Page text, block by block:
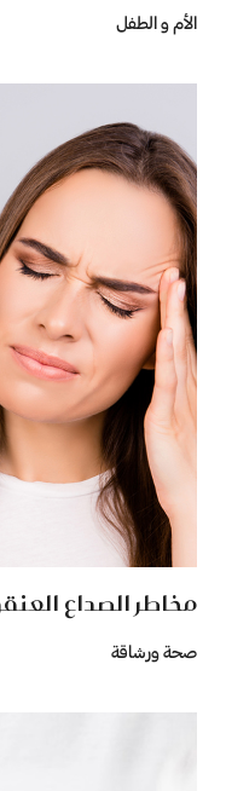
الأم و الطفل
مخاطر الصداع
صحة ورشاقة